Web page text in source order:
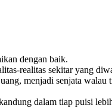
dengan baik.
realitas sekitar yang
menjadi senjata
dalam tiap puisi